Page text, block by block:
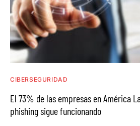
CIBERSEGURIDAD
El 73% de las empresas en América
phishing sigue funcionando